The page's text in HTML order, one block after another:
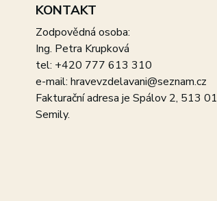
KONTAKT
Zodpovědná osoba:
Ing. Petra Krupková
tel: +420 777 613 310
e-mail: hravevzdelavani@seznam.cz
Fakturační adresa je Spálov 2, 513 01
Semily.